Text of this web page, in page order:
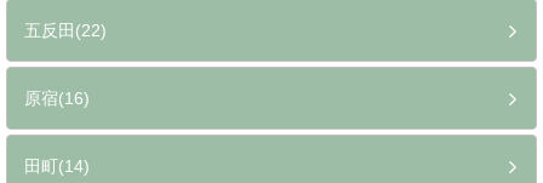
五反田(22)
原宿(16)
田町(14)